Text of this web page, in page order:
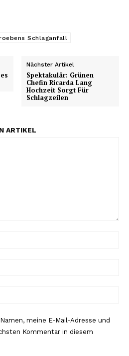
Schlaganfall
Nächster Artikel
Spektakulär: Grünen
Chefin Ricarda Lang
Hochzeit Sorgt Für
Schlagzeilen
ARTIKEL
meine E-Mail-Adresse und
Kommentar in diesem